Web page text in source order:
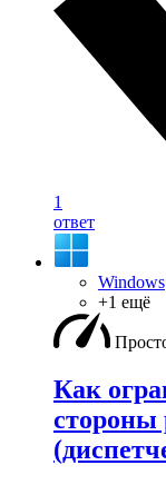
1
ответ
Windows
+1 ещё
Как
стороны